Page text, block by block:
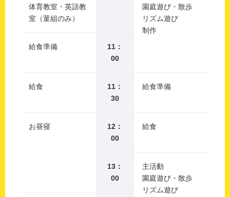
体育教室・英語教
室（菫組のみ）
園庭遊び・散歩
リズム遊び
制作
給食準備
11：
00
給食
11：
30
給食準備
お昼寝
12：
00
給食
13：
00
主活動
園庭遊び・散歩
リズム遊び